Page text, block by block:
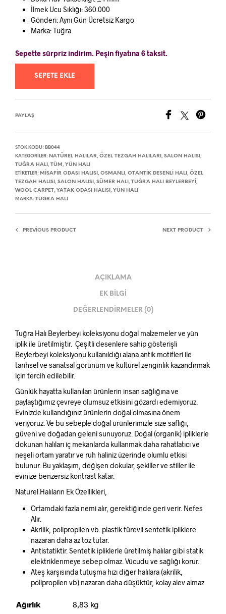
İlmek Ucu Sıklığı: 360.000
Gönderi: Aynı Gün Ücretsiz Kargo
Marka: Tuğra
Sepette sürpriz indirim. Peşin fiyatına 6 taksit.
SEPETE EKLE
PAYLAŞ
STOK KODU: BB044
KATEGORILER: NATÜREL HALILAR, ÖZEL TEZGAH HALILARI , SALON HALISI ,
TUĞRA HALI , TÜM , YÜN HALI
ETIKETLER: MISAFIR ODASI HALISI , OSMANLI , OTANTIK DESENLI HALI , ÖZEL
TEZGAH HALISI , SALON HALISI , SÜMER HALI , TUĞRA HALI BEYLERBEYI ,
WOOL CARPET, YATAK ODASI HALISI , YÜN HALI
MARKA: TUĞRA HALI
PREVIOUS PRODUCT NEXT PRODUCT
AÇIKLAMA
EK BILGI
DEĞERLENDIRMELER (0)
Tuğra Halı Beylerbeyi koleksiyonu doğal malzemeler ve yün
iplik ile üretilmiştir. Çeşitli desenlere sahip gösterişli
Beylerbeyi koleksiyonu kullanıldığı alana antik motifleri ile
tarihsel ve sanatsal görünüm ve kültürel zenginlik kazandırmak
için tercih edilebilir.
Günlük hayatta kullanılan ürünlerin insan sağlığına ve
paylaştığımız çevreye olumsuz etkisini gözardı edemiyoruz.
Evinizde kullandığınız ürünlerin doğal olmasına önem
veriyoruz. Ve bu sebeple doğal ürünlerimizle size saflığı,
güveni ve doğadan geleni sunuyoruz. Doğal (organik) ipliklerle
dokunan halıları iç mekanlarda kullanmak daha rahatlatıcı ve
neşeli ortam yaratır ve ruh haliniz üzerinde olumlu etkisi
bulunur. Bu yaklaşım, değişen dokular, şekiller ve stiller ile
evinize benzersiz kontrast katar.
Naturel Halıların Ek Özellikleri,
Ortamdaki fazla nemi alır, gerektiğinde geri verir. Nefes
Alır.
Akrilik, polipropilen vb. plastik türevli sentetik ipliklere
nazaran daha az toz tutar.
Antistatiktir. Sentetik ipliklerle üretilmiş halılar gibi statik
elektriklenmeye sebep olmaz. Vücudu ve sağlığı korur.
Ateş karşısında tutuşma hızı diğer halılara (akrilik,
polipropilen vb) nazaran daha düşüktür, kolay alev almaz.
Ağırlık 8,83 kg